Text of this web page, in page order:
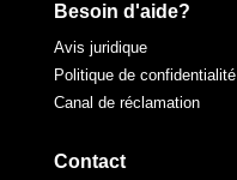
Besoin d'aide?
Avis juridique
Politique de confidentialité
Canal de réclamation
Contact